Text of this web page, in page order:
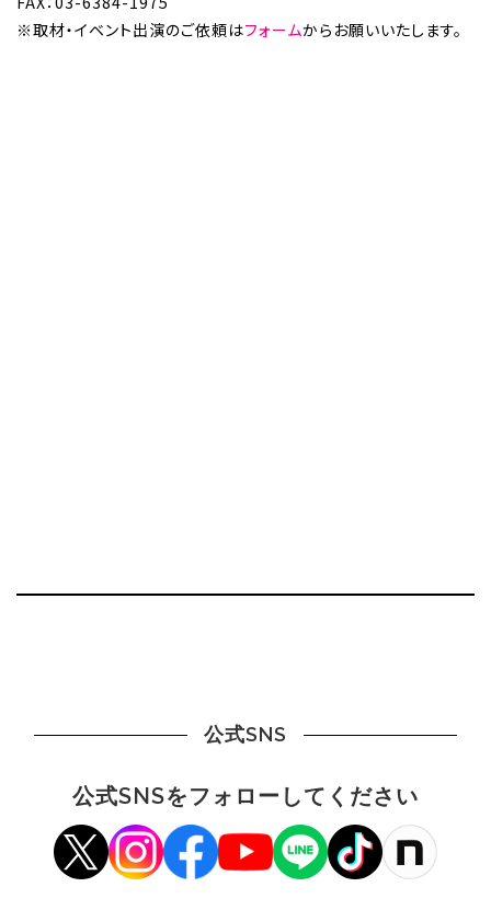
※取材・イベント出演のご依頼はフォームからお願いいたします。
公式SNS
公式SNSをフォローしてください